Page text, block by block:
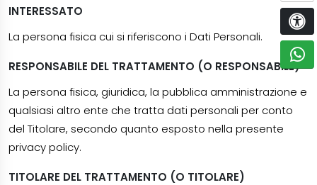
INTERESSATO
La persona fisica cui si riferiscono i Dati Personali.
RESPONSABILE DEL TRATTAMENTO (O RESPONSABILE)
La persona fisica, giuridica, la pubblica amministrazione e
qualsiasi altro ente che tratta dati personali per conto
del Titolare, secondo quanto esposto nella presente
privacy policy.
TITOLARE DEL TRATTAMENTO (O TITOLARE)